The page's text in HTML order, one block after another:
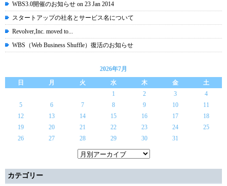
WBS3.0開催のお知らせ on 23 Jan 2014
スタートアップの社名とサービス名について
Revolver,Inc. moved to...
WBS（Web Business Shuffle）復活のお知らせ
2026年7月
日
月 火 水 木 金
土
1
2 3
4
5
6 7 8 9 10
11
12
13 14 15 16 17
18
19
20 21 22 23 24
25
26
27 28 29 30 31
カテゴリー